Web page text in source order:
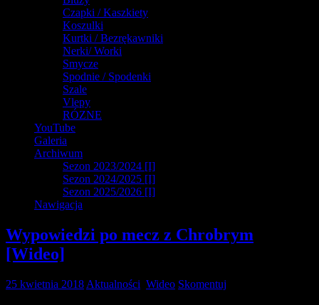
Czapki / Kaszkiety
Koszulki
Kurtki / Bezrękawniki
Nerki/ Worki
Smycze
Spodnie / Spodenki
Szale
Vlepy
RÓZNE
YouTube
Galeria
Archiwum
Sezon 2023/2024 [I]
Sezon 2024/2025 [I]
Sezon 2025/2026 [I]
Nawigacja
Wypowiedzi po mecz z Chrobrym
[Wideo]
25 kwietnia 2018 Aktualności Wideo Skomentuj